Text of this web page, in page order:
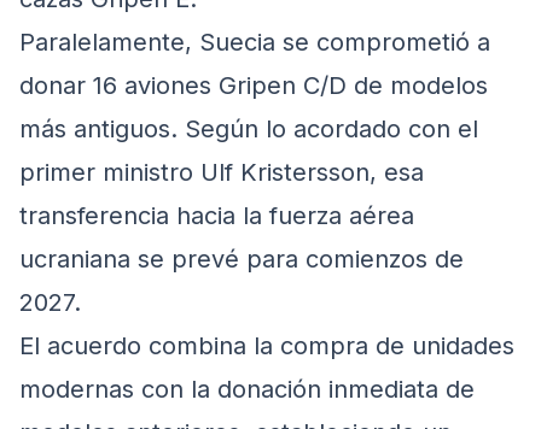
Paralelamente, Suecia se comprometió a
donar 16 aviones Gripen C/D de modelos
más antiguos. Según lo acordado con el
primer ministro Ulf Kristersson, esa
transferencia hacia la fuerza aérea
ucraniana se prevé para comienzos de
2027.
El acuerdo combina la compra de unidades
modernas con la donación inmediata de